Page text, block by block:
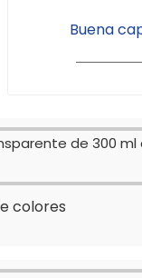
Buena
colores